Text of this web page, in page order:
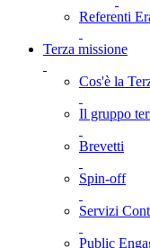
Referenti
Terza missione
Cos'è la
Il gruppo
Brevetti
Spin-off
Servizi
Public